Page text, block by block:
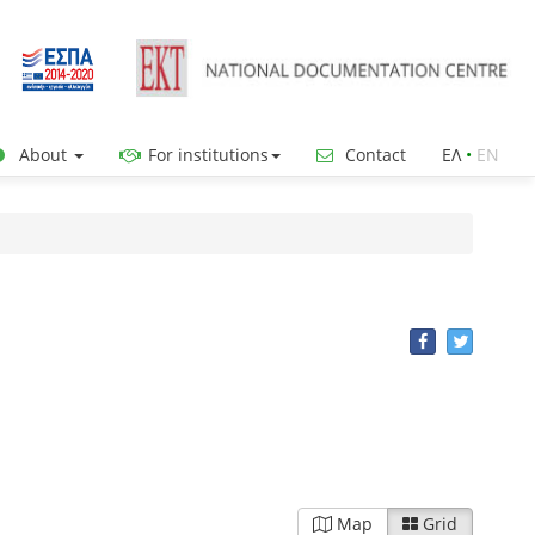
About For institutions Contact ΕΛ• ΕΝ
Map Grid